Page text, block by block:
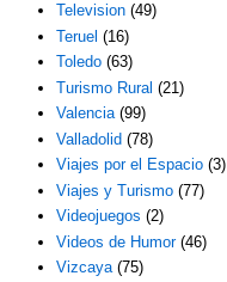
Television (49)
Teruel (16)
Toledo (63)
Turismo Rural (21)
Valencia (99)
Valladolid (78)
Viajes por el Espacio (3)
Viajes y Turismo (77)
Videojuegos (2)
Videos de Humor (46)
Vizcaya (75)